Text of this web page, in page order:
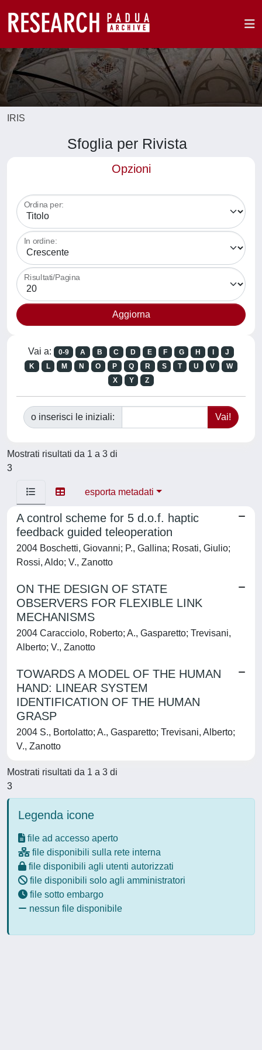
IRIS
Sfoglia per Rivista
Opzioni
Ordina per:
In ordine:
Risultati/Pagina
Vai a: 0-9 A B C D E F G H
J
K
L M N O P Q R S T U V
W
X
Y Z
o inserisci le iniziali:
Mostrati risultati da 1 a 3 di
3
esporta metadati
A control scheme for 5 d.o.f. haptic
feedback guided teleoperation
2004 Boschetti, Giovanni; P., Gallina; Rosati, Giulio;
Rossi, Aldo; V., Zanotto
ON THE DESIGN OF STATE
OBSERVERS FOR FLEXIBLE LINK
MECHANISMS
2004 Caracciolo, Roberto; A., Gasparetto; Trevisani,
Alberto; V., Zanotto
TOWARDS A MODEL OF THE HUMAN
HAND: LINEAR SYSTEM
IDENTIFICATION OF THE HUMAN
GRASP
2004 S., Bortolatto; A., Gasparetto; Trevisani, Alberto;
V., Zanotto
Mostrati risultati da 1 a 3 di
3
Legenda icone
file ad accesso aperto
file disponibili sulla rete interna
file disponibili agli utenti autorizzati
file disponibili solo agli amministratori
file sotto embargo
nessun file disponibile